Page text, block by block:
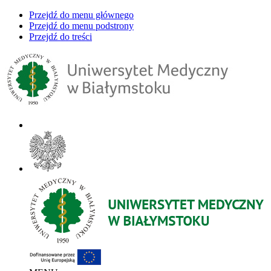
Przejdź do menu głównego
Przejdź do menu podstrony
Przejdź do treści